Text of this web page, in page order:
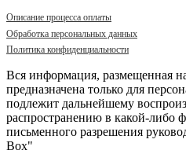
Описание процесса оплаты
Обработка персональных данных
Политика конфиденциальности
Вся информация, размещенная
предназначена только для
подлежит дальнейшему
распространению в какой-либо
письменного разрешения
Box"